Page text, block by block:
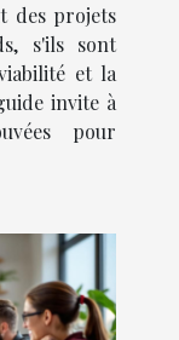
des projets
s'ils sont
et la
invite à
pour